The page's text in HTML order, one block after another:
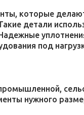
которые
детали
под
нужного